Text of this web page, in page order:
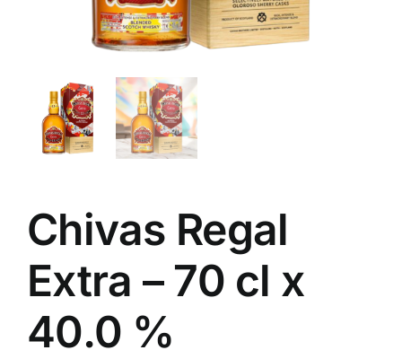
Chivas Regal
Extra – 70 cl x
40.0 %